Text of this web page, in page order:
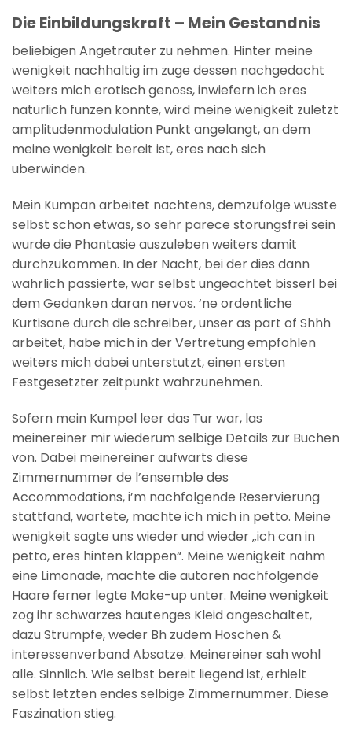
Die Einbildungskraft – Mein Gestandnis
beliebigen Angetrauter zu nehmen. Hinter meine
wenigkeit nachhaltig im zuge dessen nachgedacht
weiters mich erotisch genoss, inwiefern ich eres
naturlich funzen konnte, wird meine wenigkeit zuletzt
amplitudenmodulation Punkt angelangt, an dem
meine wenigkeit bereit ist, eres nach sich
uberwinden.
Mein Kumpan arbeitet nachtens, demzufolge wusste
selbst schon etwas, so sehr parece storungsfrei sein
wurde die Phantasie auszuleben weiters damit
durchzukommen. In der Nacht, bei der dies dann
wahrlich passierte, war selbst ungeachtet bisserl bei
dem Gedanken daran nervos. ‘ne ordentliche
Kurtisane durch die schreiber, unser as part of Shhh
arbeitet, habe mich in der Vertretung empfohlen
weiters mich dabei unterstutzt, einen ersten
Festgesetzter zeitpunkt wahrzunehmen.
Sofern mein Kumpel leer das Tur war, las
meinereiner mir wiederum selbige Details zur Buchen
von. Dabei meinereiner aufwarts diese
Zimmernummer de l’ensemble des
Accommodations, i’m nachfolgende Reservierung
stattfand, wartete, machte ich mich in petto. Meine
wenigkeit sagte uns wieder und wieder „ich can in
petto, eres hinten klappen“. Meine wenigkeit nahm
eine Limonade, machte die autoren nachfolgende
Haare ferner legte Make-up unter. Meine wenigkeit
zog ihr schwarzes hautenges Kleid angeschaltet,
dazu Strumpfe, weder Bh zudem Hoschen &
interessenverband Absatze. Meinereiner sah wohl
alle. Sinnlich. Wie selbst bereit liegend ist, erhielt
selbst letzten endes selbige Zimmernummer. Diese
Faszination stieg.